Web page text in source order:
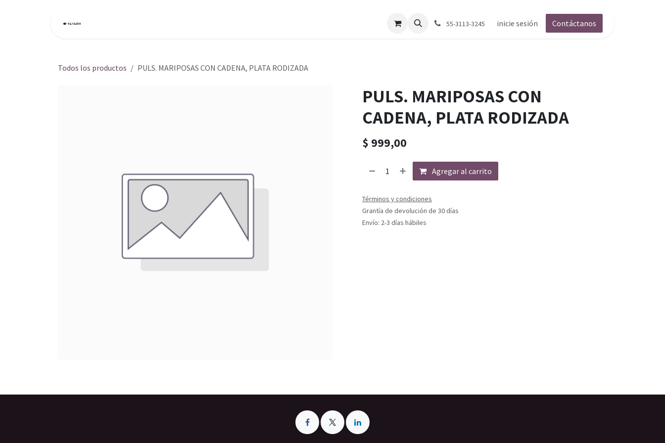
55-3113-3245 inicie sesión Contáctanos
Todos los productos PULS. MARIPOSAS CON CADENA, PLATA RODIZADA
PULS. MARIPOSAS CON
CADENA, PLATA RODIZADA
$ 999,00
Agregar al carrito
Términos y condiciones
Grantía de devolución de 30 días
Envío: 2-3 días hábiles